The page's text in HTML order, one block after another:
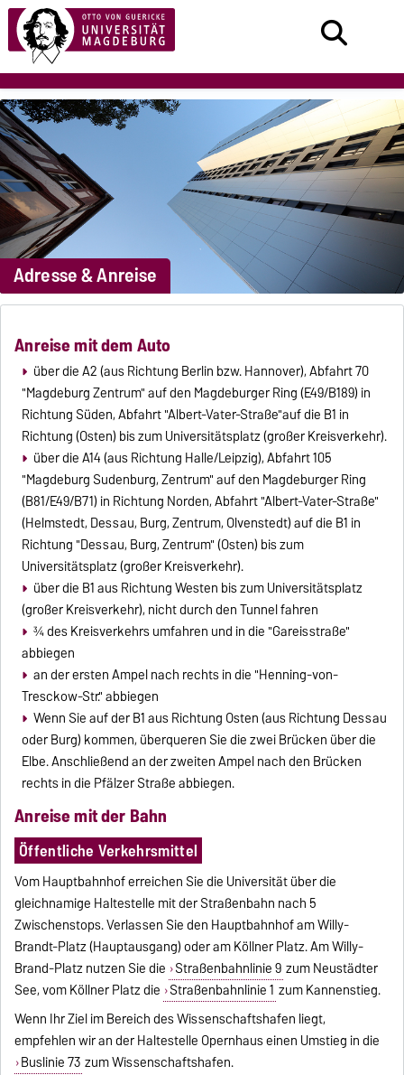
Adresse & Anreise
Anreise mit dem Auto
über die A2 (aus Richtung Berlin bzw. Hannover), Abfahrt 70
"Magdeburg Zentrum" auf den Magdeburger Ring (E49/B189) in
Richtung Süden, Abfahrt "Albert-Vater-Straße"auf die B1 in
Richtung (Osten) bis zum Universitätsplatz (großer Kreisverkehr).
über die A14 (aus Richtung Halle/Leipzig), Abfahrt 105
"Magdeburg Sudenburg, Zentrum" auf den Magdeburger Ring
(B81/E49/B71) in Richtung Norden, Abfahrt "Albert-Vater-Straße"
(Helmstedt, Dessau, Burg, Zentrum, Olvenstedt) auf die B1 in
Richtung "Dessau, Burg, Zentrum" (Osten) bis zum
Universitätsplatz (großer Kreisverkehr).
über die B1 aus Richtung Westen bis zum Universitätsplatz
(großer Kreisverkehr), nicht durch den Tunnel fahren
¾ des Kreisverkehrs umfahren und in die "Gareisstraße"
abbiegen
an der ersten Ampel nach rechts in die "Henning-von-
Tresckow-Str." abbiegen
Wenn Sie auf der B1 aus Richtung Osten (aus Richtung Dessau
oder Burg) kommen, überqueren Sie die zwei Brücken über die
Elbe. Anschließend an der zweiten Ampel nach den Brücken
rechts in die Pfälzer Straße abbiegen.
Anreise mit der Bahn
Öffentliche Verkehrsmittel
Vom Hauptbahnhof erreichen Sie die Universität über die
gleichnamige Haltestelle mit der Straßenbahn nach 5
Zwischenstops. Verlassen Sie den Hauptbahnhof am Willy-
Brandt-Platz (Hauptausgang) oder am Köllner Platz. Am Willy-
Brand-Platz nutzen Sie die Straßenbahnlinie 9 zum Neustädter
See, vom Köllner Platz die Straßenbahnlinie 1 zum Kannenstieg.
Wenn Ihr Ziel im Bereich des Wissenschaftshafen liegt,
empfehlen wir an der Haltestelle Opernhaus einen Umstieg in die
Buslinie 73 zum Wissenschaftshafen.